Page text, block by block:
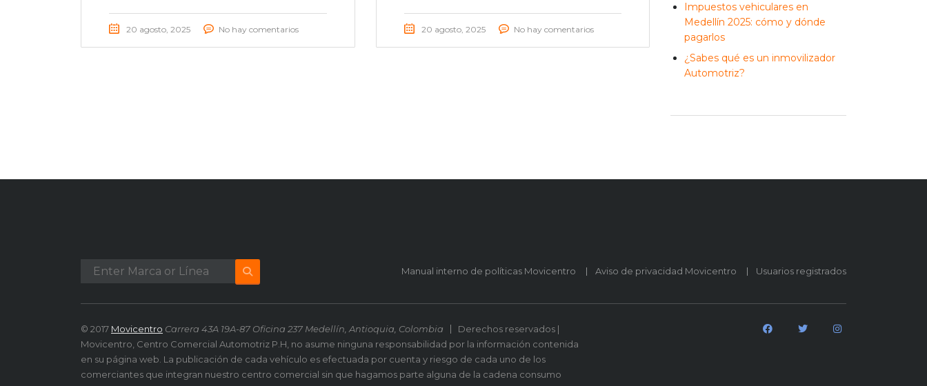
20 agosto, 2025 No hay comentarios 20 agosto, 2025 No hay comentarios
Impuestos vehiculares en
Medellín 2025: cómo y dónde
pagarlos
¿Sabes qué es un inmovilizador
Automotriz?
Manual interno de políticas Movicentro Aviso de privacidad Movicentro Usuarios registrados
© 2017 Movicentro Carrera 43A 19A-87 Oficina 237 Medellín, Antioquia, Colombia
Derechos reservados |
Movicentro, Centro Comercial Automotriz P.H, no asume ninguna responsabilidad por la información contenida
en su página web. La publicación de cada vehículo es efectuada por cuenta y riesgo de cada uno de los
comerciantes que integran nuestro centro comercial sin que hagamos parte alguna de la cadena consumo